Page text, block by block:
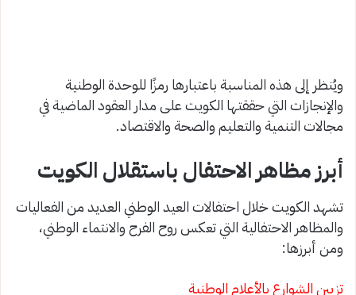
ويُنظر إلى هذه المناسبة باعتبارها رمزًا للوحدة الوطنية
والإنجازات التي حققتها الكويت على مدار العقود الماضية في
مجالات التنمية والتعليم والصحة والاقتصاد.
أبرز مظاهر الاحتفال باستقلال الكويت
تشهد الكويت خلال احتفالات العيد الوطني العديد من الفعاليات
والمظاهر الاحتفالية التي تعكس روح الفرح والانتماء الوطني،
ومن أبرزها:
تزيين الشوارع بالأعلام الوطنية